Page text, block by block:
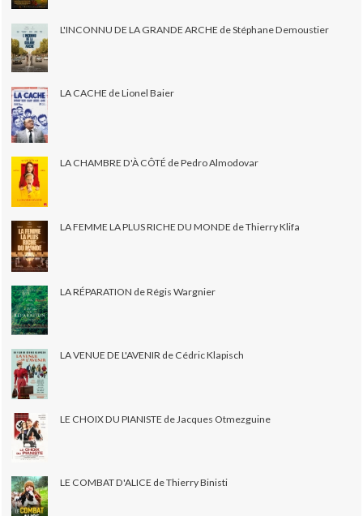
L'INCONNU DE LA GRANDE ARCHE de Stéphane Demoustier
LA CACHE de Lionel Baier
LA CHAMBRE D'À CÔTÉ de Pedro Almodovar
LA FEMME LA PLUS RICHE DU MONDE de Thierry Klifa
LA RÉPARATION de Régis Wargnier
LA VENUE DE L'AVENIR de Cédric Klapisch
LE CHOIX DU PIANISTE de Jacques Otmezguine
LE COMBAT D'ALICE de Thierry Binisti